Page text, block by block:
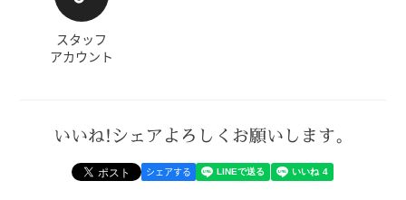
スタッフ
アカウント
いいね!シェアよろしくお願いします。
シェアする